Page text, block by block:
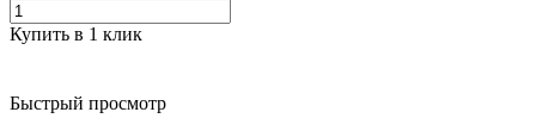
Купить в 1 клик
Быстрый просмотр